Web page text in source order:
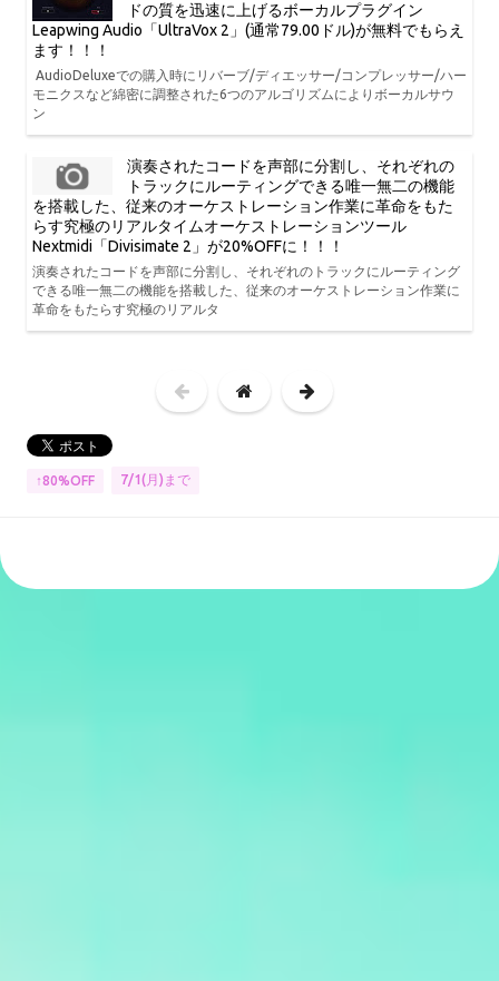
ドの質を迅速に上げるボーカルプラグイン
Leapwing Audio「UltraVox 2」(通常79.00ドル)が無料でもらえ
ます！！！
AudioDeluxeでの購入時にリバーブ/ディエッサー/コンプレッサー/ハー
モニクスなど綿密に調整された6つのアルゴリズムによりボーカルサウ
ン
演奏されたコードを声部に分割し、それぞれの
トラックにルーティングできる唯一無二の機能
を搭載した、従来のオーケストレーション作業に革命をもた
らす究極のリアルタイムオーケストレーションツール
Nextmidi「Divisimate 2」が20%OFFに！！！
演奏されたコードを声部に分割し、それぞれのトラックにルーティング
できる唯一無二の機能を搭載した、従来のオーケストレーション作業に
革命をもたらす究極のリアルタ
↑80%OFF 7/1(月)まで